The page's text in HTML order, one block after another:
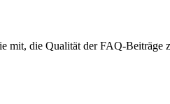
die Qualität der FAQ-Beiträge